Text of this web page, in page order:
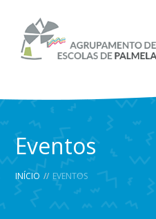
Eventos
INÍCIO // EVENTOS